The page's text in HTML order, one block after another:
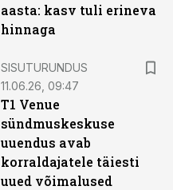
aasta: kasv tuli erineva
hinnaga
SISUTURUNDUS
11.06.26, 09:47
T1 Venue
sündmuskeskuse
uuendus avab
korraldajatele täiesti
uued võimalused